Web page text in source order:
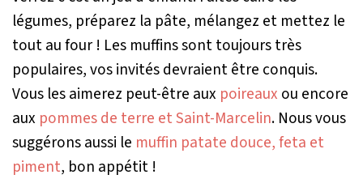
légumes, préparez la pâte, mélangez et mettez le
tout au four ! Les muffins sont toujours très
populaires, vos invités devraient être conquis.
Vous les aimerez peut-être aux poireaux ou encore
aux pommes de terre et Saint-Marcelin. Nous vous
suggérons aussi le muffin patate douce, feta et
piment, bon appétit !